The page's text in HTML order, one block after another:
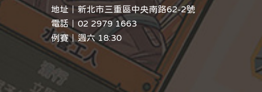
地址｜新北市三重區中央南路62-2號
電話｜ 02 2979 1663
例賽｜週六 18:30